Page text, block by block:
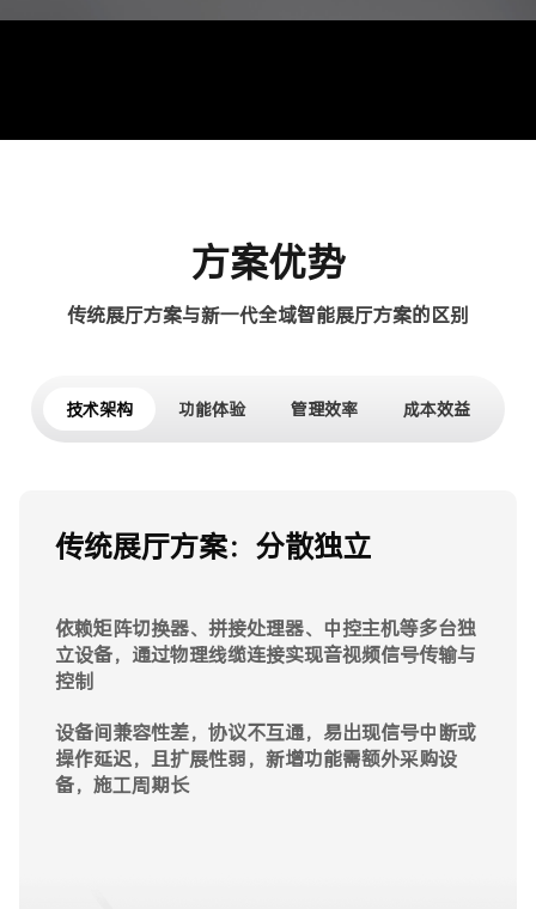
方案优势
传统展厅方案与新一代全域智能展厅方案的区别
技术架构 功能体验 管理效率 成本效益
传统展厅方案：分散独立
依赖矩阵切换器、拼接处理器、中控主机等多台独
立设备，通过物理线缆连接实现音视频信号传输与
控制
设备间兼容性差，协议不互通，易出现信号中断或
操作延迟，且扩展性弱，新增功能需额外采购设
备，施工周期长
传统展厅方案：单向展示
以触摸屏、基础手势识别等交互形式为主，观众参
与感有限
场景割裂，不同展区功能独立，观众需频繁切换场
景，体验缺乏连贯性
传统展厅方案：人工管理
运维成本高，需配备专职人员，设备故障响应时间
长，年维护成本高昂
及时发现潜在危险
缺乏播放显示内容的实时管控措施，播放违规内容
传统展厅方案：成本高昂
初期成本高，需采购多台独立设备，布线复杂，施
工周期长，成本高
等导致运维成本增加